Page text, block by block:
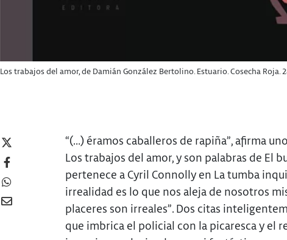
Los trabajos del amor, de Damián González Bertolino. Estuario. Cosecha Roja.
“(…) éramos caballeros de rapiña”, afirma
Los trabajos del amor, y son palabras de El
pertenece a Cyril Connolly en La tumba
irrealidad es lo que nos aleja de nosotros
placeres son irreales”. Dos citas
que imbrica el policial con la picaresca y el